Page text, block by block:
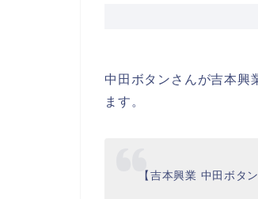
中田ボタンさんが吉本興
ます。
【吉本興業 中田ボタ